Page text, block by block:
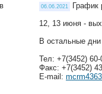
06.06.2021
График
12, 13 июня -
В остальные дни
Тел: +7(3452)
Факс: +7(3452)
E-mail: